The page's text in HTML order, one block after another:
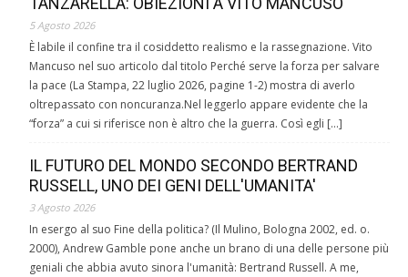
5 Agosto 2026
È labile il confine tra il cosiddetto realismo e la rassegnazione. Vito
Mancuso nel suo articolo dal titolo Perché serve la forza per salvare
la pace (La Stampa, 22 luglio 2026, pagine 1-2) mostra di averlo
oltrepassato con noncuranza.Nel leggerlo appare evidente che la
“forza” a cui si riferisce non è altro che la guerra. Così egli […]
IL FUTURO DEL MONDO SECONDO BERTRAND
RUSSELL, UNO DEI GENI DELL'UMANITA'
3 Agosto 2026
In esergo al suo Fine della politica? (Il Mulino, Bologna 2002, ed. o.
2000), Andrew Gamble pone anche un brano di una delle persone più
geniali che abbia avuto sinora l'umanità: Bertrand Russell. A me,